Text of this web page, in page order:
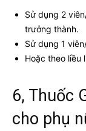
Sử dụng 2
trưởng thành.
Sử dụng 1
Hoặc theo liều
6, Thuốc
cho phụ